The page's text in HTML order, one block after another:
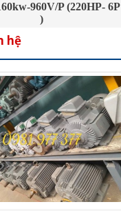
960V/P (220HP- 6P
)
hệ